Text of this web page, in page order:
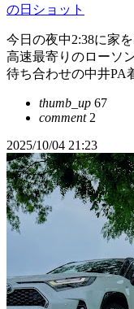
の日ショット
今日の夜中2:38に家
高速最寄りのローソ
待ち合わせの中井PA
thumb_up 67
comment2
2025/10/04 21:23